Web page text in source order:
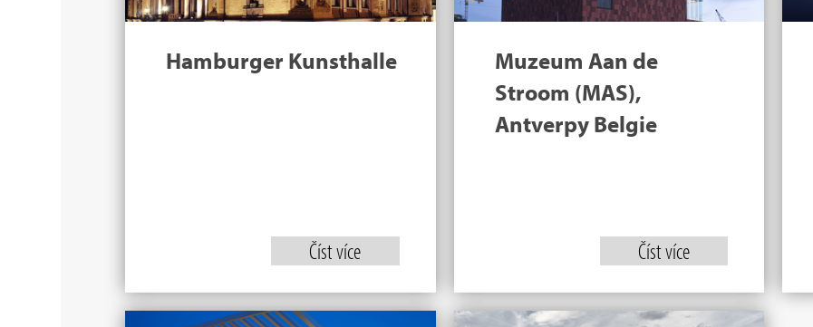
Hamburger Kunsthalle
Číst více
Muzeum Aan de
Stroom (MAS),
Antverpy Belgie
Číst více